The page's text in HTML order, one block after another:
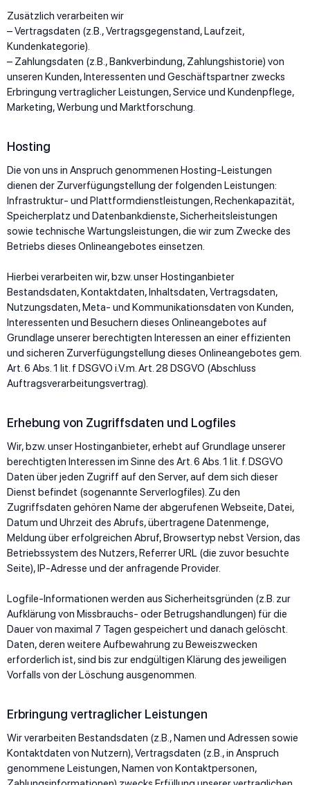
Zusätzlich verarbeiten wir
– Vertragsdaten (z.B., Vertragsgegenstand, Laufzeit,
Kundenkategorie).
– Zahlungsdaten (z.B., Bankverbindung, Zahlungshistorie) von
unseren Kunden, Interessenten und Geschäftspartner zwecks
Erbringung vertraglicher Leistungen, Service und Kundenpflege,
Marketing, Werbung und Marktforschung.
Hosting
Die von uns in Anspruch genommenen Hosting-Leistungen
dienen der Zurverfügungstellung der folgenden Leistungen:
Infrastruktur- und Plattformdienstleistungen, Rechenkapazität,
Speicherplatz und Datenbankdienste, Sicherheitsleistungen
sowie technische Wartungsleistungen, die wir zum Zwecke des
Betriebs dieses Onlineangebotes einsetzen.
Hierbei verarbeiten wir, bzw. unser Hostinganbieter
Bestandsdaten, Kontaktdaten, Inhaltsdaten, Vertragsdaten,
Nutzungsdaten, Meta- und Kommunikationsdaten von Kunden,
Interessenten und Besuchern dieses Onlineangebotes auf
Grundlage unserer berechtigten Interessen an einer effizienten
und sicheren Zurverfügungstellung dieses Onlineangebotes gem.
Art. 6 Abs. 1 lit. f DSGVO i.V.m. Art. 28 DSGVO (Abschluss
Auftragsverarbeitungsvertrag).
Erhebung von Zugriffsdaten und Logfiles
Wir, bzw. unser Hostinganbieter, erhebt auf Grundlage unserer
berechtigten Interessen im Sinne des Art. 6 Abs. 1 lit. f. DSGVO
Daten über jeden Zugriff auf den Server, auf dem sich dieser
Dienst befindet (sogenannte Serverlogfiles). Zu den
Zugriffsdaten gehören Name der abgerufenen Webseite, Datei,
Datum und Uhrzeit des Abrufs, übertragene Datenmenge,
Meldung über erfolgreichen Abruf, Browsertyp nebst Version, das
Betriebssystem des Nutzers, Referrer URL (die zuvor besuchte
Seite), IP-Adresse und der anfragende Provider.
Logfile-Informationen werden aus Sicherheitsgründen (z.B. zur
Aufklärung von Missbrauchs- oder Betrugshandlungen) für die
Dauer von maximal 7 Tagen gespeichert und danach gelöscht.
Daten, deren weitere Aufbewahrung zu Beweiszwecken
erforderlich ist, sind bis zur endgültigen Klärung des jeweiligen
Vorfalls von der Löschung ausgenommen.
Erbringung vertraglicher Leistungen
Wir verarbeiten Bestandsdaten (z.B., Namen und Adressen sowie
Kontaktdaten von Nutzern), Vertragsdaten (z.B., in Anspruch
genommene Leistungen, Namen von Kontaktpersonen,